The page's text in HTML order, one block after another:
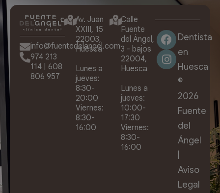
info@fuentedelangel.com
974 213
114
608
806 957
Av. Juan
XXIII, 15
22003,
Huesca
Lunes a
jueves:
8:30-
20:00
Viernes:
8:30-
16:00
Calle
Fuente
del Ángel,
3 - bajos
22004,
Huesca
Lunes a
jueves:
10:00-
17:30
Viernes:
8:30-
16:00
Dentista
en
Huesca
©
2026
Fuente
del
Ángel
Aviso
Legal